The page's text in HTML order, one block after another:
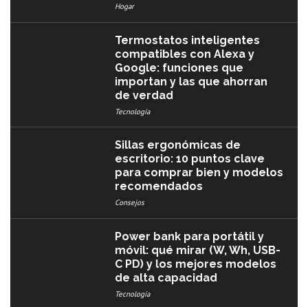
Hogar
Termostatos inteligentes
compatibles con Alexa y
Google: funciones que
importan y las que ahorran
de verdad
Tecnología
Sillas ergonómicas de
escritorio: 10 puntos clave
para comprar bien y modelos
recomendados
Consejos
Power bank para portátil y
móvil: qué mirar (W, Wh, USB-
C PD) y los mejores modelos
de alta capacidad
Tecnología